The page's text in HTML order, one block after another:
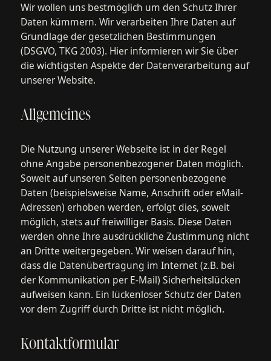
Wir wollen uns bestmöglich um den Schutz Ihrer
Daten kümmern. Wir verarbeiten Ihre Daten auf
Grundlage der gesetzlichen Bestimmungen
(DSGVO, TKG 2003). Hier informieren wir Sie über
die wichtigsten Aspekte der Datenverarbeitung auf
unserer Website.
Allgemeines
Die Nutzung unserer Webseite ist in der Regel
ohne Angabe personenbezogener Daten möglich.
Soweit auf unseren Seiten personenbezogene
Daten (beispielsweise Name, Anschrift oder eMail-
Adressen) erhoben werden, erfolgt dies, soweit
möglich, stets auf freiwilliger Basis. Diese Daten
werden ohne Ihre ausdrückliche Zustimmung nicht
an Dritte weitergegeben. Wir weisen darauf hin,
dass die Datenübertragung im Internet (z.B. bei
der Kommunikation per E-Mail) Sicherheitslücken
aufweisen kann. Ein lückenloser Schutz der Daten
vor dem Zugriff durch Dritte ist nicht möglich.
Kontaktformular